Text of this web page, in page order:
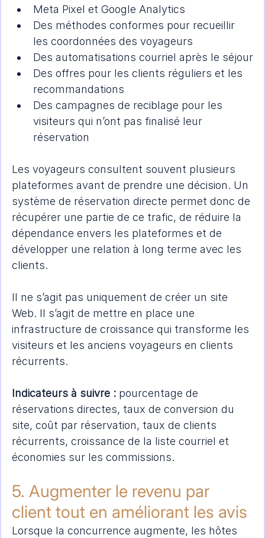
Meta Pixel et Google Analytics
Des méthodes conformes pour recueillir
les coordonnées des voyageurs
Des automatisations courriel après le séjour
Des offres pour les clients réguliers et les
recommandations
Des campagnes de reciblage pour les
visiteurs qui n’ont pas finalisé leur
réservation
Les voyageurs consultent souvent plusieurs
plateformes avant de prendre une décision. Un
système de réservation directe permet donc de
récupérer une partie de ce trafic, de réduire la
dépendance envers les plateformes et de
développer une relation à long terme avec les
clients.
Il ne s’agit pas uniquement de créer un site
Web. Il s’agit de mettre en place une
infrastructure de croissance qui transforme les
visiteurs et les anciens voyageurs en clients
récurrents.
Indicateurs à suivre : pourcentage de
réservations directes, taux de conversion du
site, coût par réservation, taux de clients
récurrents, croissance de la liste courriel et
économies sur les commissions.
5. Augmenter le revenu par
client tout en améliorant les avis
Lorsque la concurrence augmente, les hôtes